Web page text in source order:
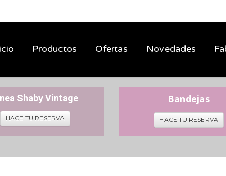
Productos Ofertas Novedades
Shaby Vintage
HACE TU RESERVA
Bandejas
HACE TU RESERVA